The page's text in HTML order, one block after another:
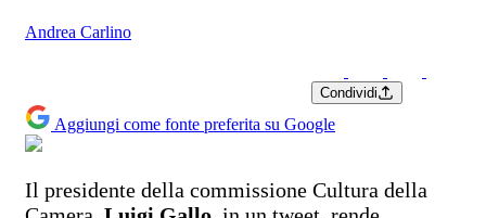
Andrea Carlino
Condividi
Aggiungi come fonte preferita su Google
Il presidente della commissione Cultura della